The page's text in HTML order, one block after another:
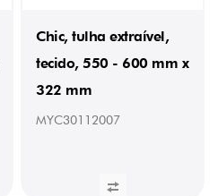
Chic, tulha extraível,
tecido, 550 - 600 mm x
322 mm
MYC30112007